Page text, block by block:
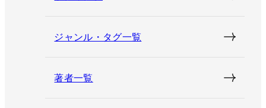
ジャンル・タグ一覧
著者一覧